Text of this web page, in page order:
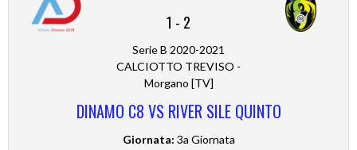
1 - 2
Serie B 2020-2021
CALCIOTTO TREVISO -
Morgano [TV]
DINAMO C8 VS RIVER SILE QUINTO
Giornata: 3a Giornata